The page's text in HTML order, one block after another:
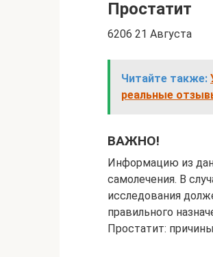
Простатит
6206 21 Августа
Читайте также:
реальные
ВАЖНО!
Информацию из
самолечения. В
исследования
правильного
Простатит: